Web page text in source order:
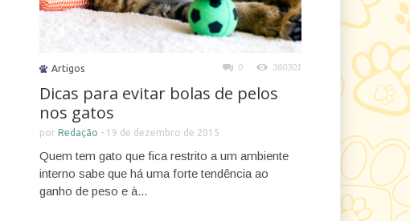
Artigos 0 360301
Dicas para evitar bolas de pelos
nos gatos
porRedação - 19 de dezembro de 2015
Quem tem gato que fica restrito a um ambiente
interno sabe que há uma forte tendência ao
ganho de peso e à...